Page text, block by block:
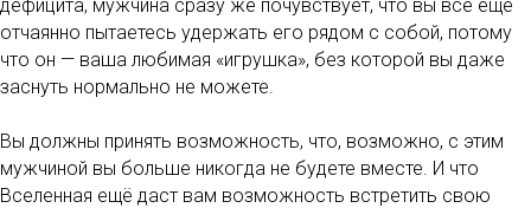
дефицита, мужчина сразу же почувствует, что вы всё ещё
отчаянно пытаетесь удержать его рядом с собой, потому
что он — ваша любимая «игрушка», без которой вы даже
заснуть нормально не можете.
Вы должны принять возможность, что, возможно, с этим
мужчиной вы больше никогда не будете вместе. И что
Вселенная ещё даст вам возможность встретить свою